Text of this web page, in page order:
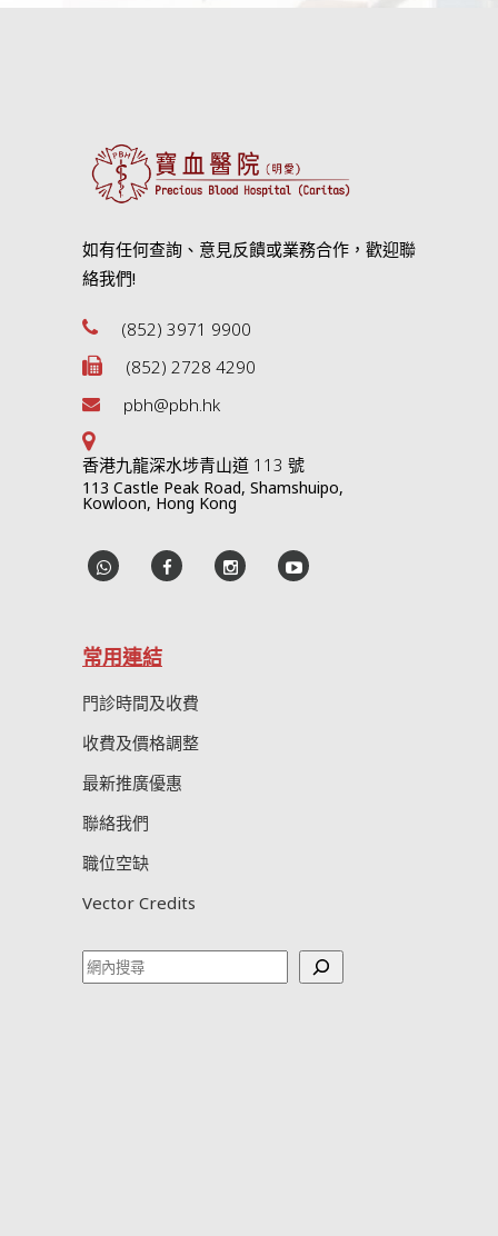
如有任何查詢、意見反饋或業務合作，歡迎聯
絡我們!
(852) 3971 9900
(852) 2728 4290
pbh@pbh.hk
香港九龍深水埗青山道 113 號
113 Castle Peak Road, Shamshuipo,
Kowloon, Hong Kong
常用連結
門診時間及收費
收費及價格調整
最新推廣優惠
聯絡我們
職位空缺
Vector Credits
Search